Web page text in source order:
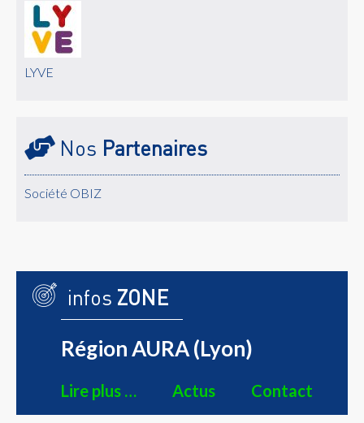
LYVE
Nos Partenaires
Société OBIZ
infos ZONE
Région AURA (Lyon)
Lire plus … Actus Contact